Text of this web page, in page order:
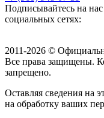
Подписывайтесь на
социальных сетях:
2011-2026 ©
Все права защищены.
запрещено.
Оставляя сведения на
на обработку ваших